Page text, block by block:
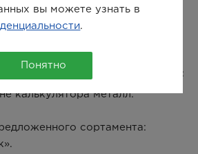
алюминиевого шестигранника:
калькулятора металл:
сортамента:
вы можете узнать в
.
Понятно